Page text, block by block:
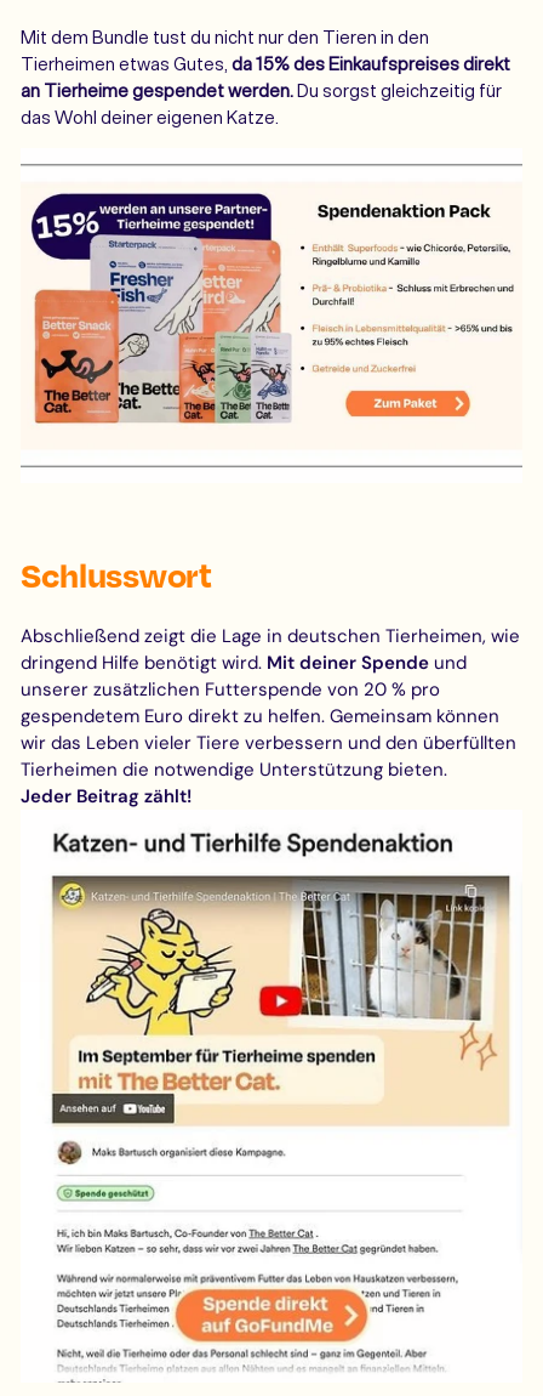
Mit dem Bundle tust du nicht nur den Tieren in den
Tierheimen etwas Gutes, da 15% des Einkaufspreises direkt
an Tierheime gespendet werden. Du sorgst gleichzeitig für
das Wohl deiner eigenen Katze.
Schlusswort
Abschließend zeigt die Lage in deutschen Tierheimen, wie
dringend Hilfe benötigt wird. Mit deiner Spende und
unserer zusätzlichen Futterspende von 20 % pro
gespendetem Euro direkt zu helfen. Gemeinsam können
wir das Leben vieler Tiere verbessern und den überfüllten
Tierheimen die notwendige Unterstützung bieten.
Jeder Beitrag zählt!